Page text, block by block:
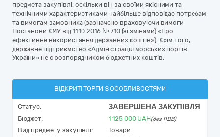
предмета закупівлі, оскільки він за своїми якісними та
технічними характеристиками найбільше відповідає потребам
та вимогам замовника (зазначено враховуючи вимоги
Постанови КМУ від 11.10.2016 № 710 (зі змінами) «Про
ефективне використання державних коштів»). Крім того,
державне підприємство «Адміністрація морських портів
України» не є розпорядником бюджетних коштів.
ВІДКРИТІ ТОРГИ З ОСОБЛИВОСТЯМИ
Статус: ЗАВЕРШЕНА ЗАКУПІВЛЯ
Бюджет: 1 125 000 UAH(без ПДВ)
Вид предмету закупівлі:
Товари